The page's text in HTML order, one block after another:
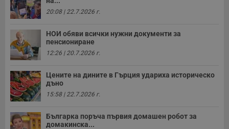
20:08 | 22.7.2026 г.
НОИ обяви всички нужни документи за
пенсиониране
12:26 | 20.7.2026 г.
Цените на дините в Гърция удариха историческо
дъно
15:58 | 22.7.2026 г.
Българка поръча първия домашен робот за
домакинска...